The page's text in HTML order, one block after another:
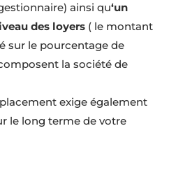
ainsi qu‘un
des loyers ( le montant
sur le pourcentage de
la société de
exige également
le long terme de votre